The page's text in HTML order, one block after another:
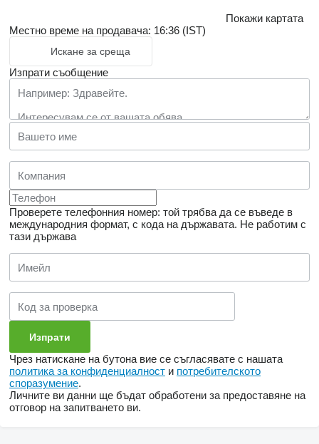
Покажи картата
Местно време на продавача: 16:36 (IST)
Искане за среща
Изпрати съобщение
Проверете телефонния номер: той трябва да се въведе в
международния формат, с кода на държавата. Не работим с
тази държава
Чрез натискане на бутона вие се съгласявате с нашата
политика за конфиденциалност и потребителското
споразумение.
Личните ви данни ще бъдат обработени за предоставяне на
отговор на запитването ви.